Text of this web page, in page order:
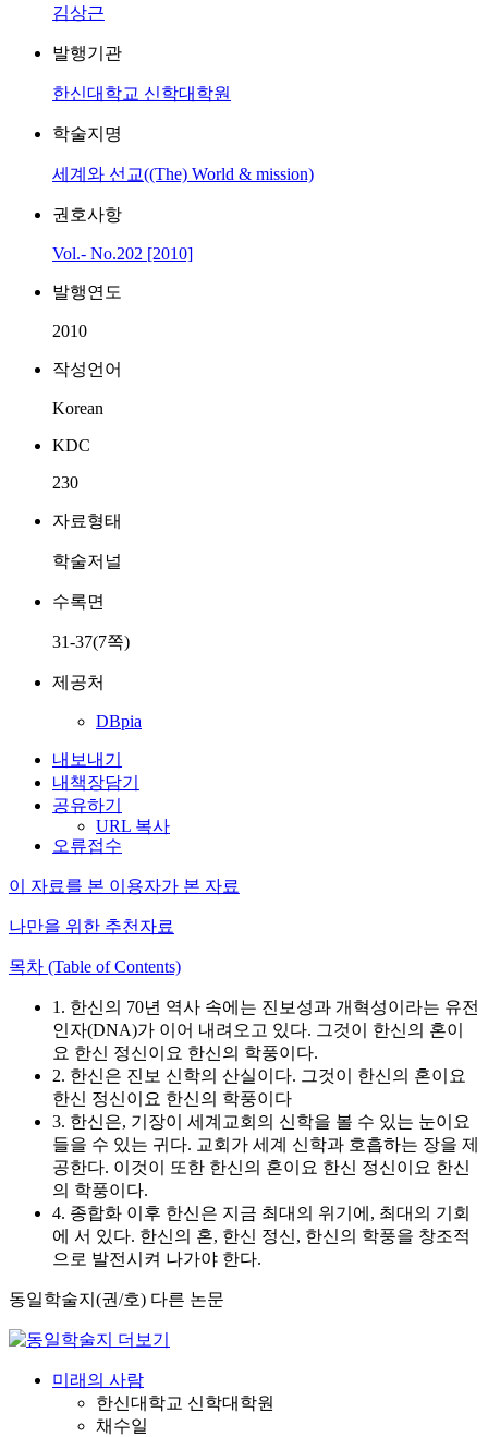
김상근
발행기관
한신대학교 신학대학원
학술지명
세계와 선교((The) World & mission)
권호사항
Vol.- No.202 [2010]
발행연도
2010
작성언어
Korean
KDC
230
자료형태
학술저널
수록면
31-37(7쪽)
제공처
DBpia
내보내기
내책장담기
공유하기
URL 복사
오류접수
이 자료를 본 이용자가 본 자료
나만을 위한 추천자료
목차 (Table of Contents)
1. 한신의 70년 역사 속에는 진보성과 개혁성이라는 유전
인자(DNA)가 이어 내려오고 있다. 그것이 한신의 혼이
요 한신 정신이요 한신의 학풍이다.
2. 한신은 진보 신학의 산실이다. 그것이 한신의 혼이요
한신 정신이요 한신의 학풍이다
3. 한신은, 기장이 세계교회의 신학을 볼 수 있는 눈이요
들을 수 있는 귀다. 교회가 세계 신학과 호흡하는 장을 제
공한다. 이것이 또한 한신의 혼이요 한신 정신이요 한신
의 학풍이다.
4. 종합화 이후 한신은 지금 최대의 위기에, 최대의 기회
에 서 있다. 한신의 혼, 한신 정신, 한신의 학풍을 창조적
으로 발전시켜 나가야 한다.
동일학술지(권/호) 다른 논문
미래의 사람
한신대학교 신학대학원
채수일